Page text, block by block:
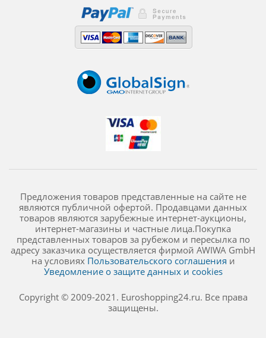
Предложения товаров представленные на сайте не
являются публичной офертой. Продавцами данных
товаров являются зарубежные интернет-аукционы,
интернет-магазины и частные лица.Покупка
представленных товаров за рубежом и пересылка по
адресу заказчика осуществляется фирмой AWIWA GmbH
на условиях Пользовательского соглашения и
Уведомление о защите данных и cookies
Copyright © 2009-2021. Euroshopping24.ru. Все права
защищены.